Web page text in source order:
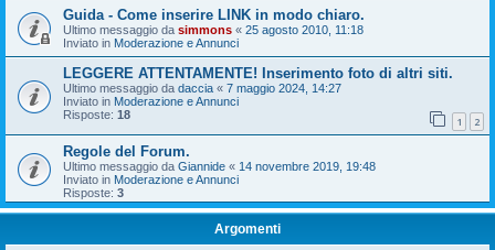
Guida - Come inserire LINK in modo chiaro.
Ultimo messaggio da simmons « 25 agosto 2010, 11:18
Inviato in Moderazione e Annunci
LEGGERE ATTENTAMENTE! Inserimento foto di altri siti.
Ultimo messaggio da daccia « 7 maggio 2024, 14:27
Inviato in Moderazione e Annunci
Risposte: 18 1 2
Regole del Forum.
Ultimo messaggio da Giannide « 14 novembre 2019, 19:48
Inviato in Moderazione e Annunci
Risposte: 3
Argomenti